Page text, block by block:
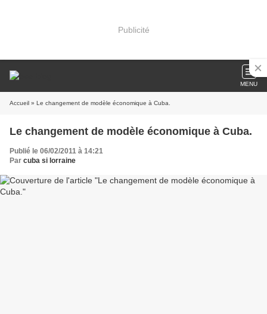
Publicité
MENU
Accueil » Le changement de modèle économique à Cuba.
Le changement de modèle économique à Cuba.
Publié le 06/02/2011 à 14:21
Par cuba si lorraine